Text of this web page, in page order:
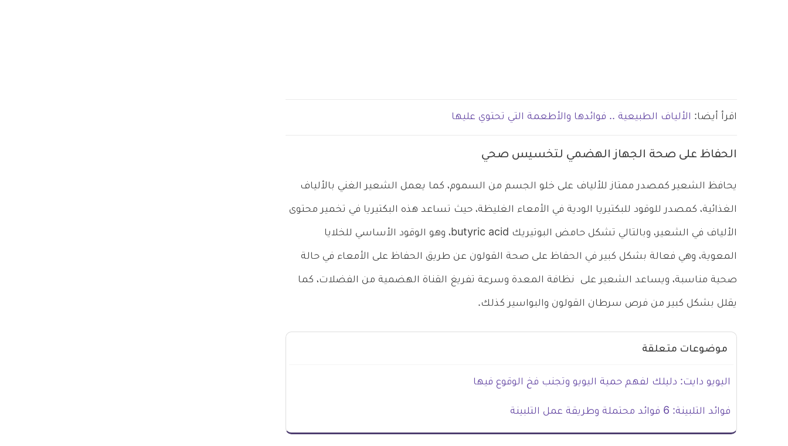
اقرأ أيضا: الألياف الطبيعية .. فوائدها والأطعمة التي تحتوي عليها
الحفاظ على صحة الجهاز الهضمي لتخسيس صحي
يحافظ الشعير كمصدر ممتاز للألياف على خلو الجسم من السموم، كما يعمل الشعير الغني بالألياف
الغذائية، كمصدر للوقود للبكتيريا الودية في الأمعاء الغليظة، حيث تساعد هذه البكتيريا في تخمير محتوى
الألياف في الشعير، وبالتالي تشكل حامض البوتيريك butyric acid، وهو الوقود الأساسي للخلايا
المعوية، وهي فعالة بشكل كبير في الحفاظ على صحة القولون عن طريق الحفاظ على الأمعاء في حالة
صحية مناسبة، ويساعد الشعير على نظافة المعدة وسرعة تفريغ القناة الهضمية من الفضلات، كما
يقلل بشكل كبير من فرص سرطان القولون والبواسير كذلك.
موضوعات متعلقة
اليويو دايت: دليلك لفهم حمية اليويو وتجنب فخ الوقوع فيها
فوائد التلبينة: 6 فوائد محتملة وطريقة عمل التلبينة